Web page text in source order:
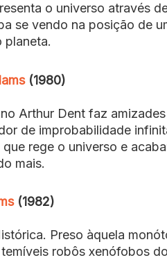
o universo através
se vendo na posição de
planeta.
(1980)
Arthur Dent faz
de improbabilidade
rege o universo e
mais.
(1982)
Preso àquela
robôs xenófobos